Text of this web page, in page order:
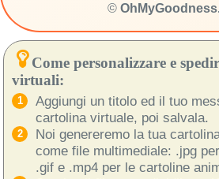
©
Come personalizzare e
virtuali:
Aggiungi un titolo ed il tuo
cartolina virtuale, poi salvala.
Noi genereremo la tua
come file multimediale: .jpg
.gif e .mp4 per le cartoline